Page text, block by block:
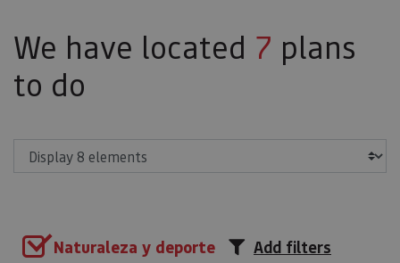
We have located 7 plans
to do
Naturaleza y deporte Add filters